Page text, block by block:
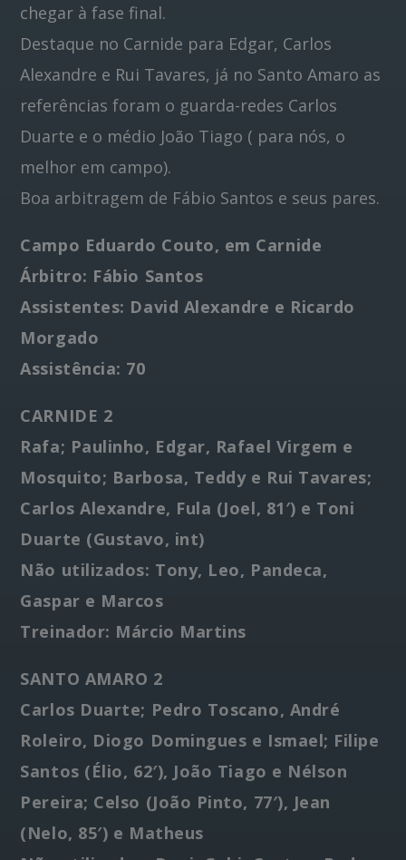
chegar à fase final.
Destaque no Carnide para Edgar, Carlos
Alexandre e Rui Tavares, já no Santo Amaro as
referências foram o guarda-redes Carlos
Duarte e o médio João Tiago ( para nós, o
melhor em campo).
Boa arbitragem de Fábio Santos e seus pares.
Campo Eduardo Couto, em Carnide
Árbitro: Fábio Santos
Assistentes: David Alexandre e Ricardo
Morgado
Assistência: 70
CARNIDE 2
Rafa; Paulinho, Edgar, Rafael Virgem e
Mosquito; Barbosa, Teddy e Rui Tavares;
Carlos Alexandre, Fula (Joel, 81′) e Toni
Duarte (Gustavo, int)
Não utilizados: Tony, Leo, Pandeca,
Gaspar e Marcos
Treinador: Márcio Martins
SANTO AMARO 2
Carlos Duarte; Pedro Toscano, André
Roleiro, Diogo Domingues e Ismael; Filipe
Santos (Élio, 62′), João Tiago e Nélson
Pereira; Celso (João Pinto, 77′), Jean
(Nelo, 85′) e Matheus